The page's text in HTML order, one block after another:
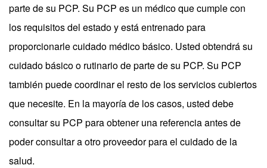
parte de su PCP. Su PCP es un médico que cumple con
los requisitos del estado y está entrenado para
proporcionarle cuidado médico básico. Usted obtendrá su
cuidado básico o rutinario de parte de su PCP. Su PCP
también puede coordinar el resto de los servicios cubiertos
que necesite. En la mayoría de los casos, usted debe
consultar su PCP para obtener una referencia antes de
poder consultar a otro proveedor para el cuidado de la
salud.